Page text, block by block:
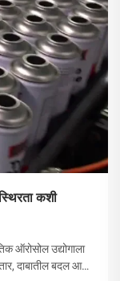
कशी
ऑरोसोल उद्योगाला
दाबातील बदल आणि